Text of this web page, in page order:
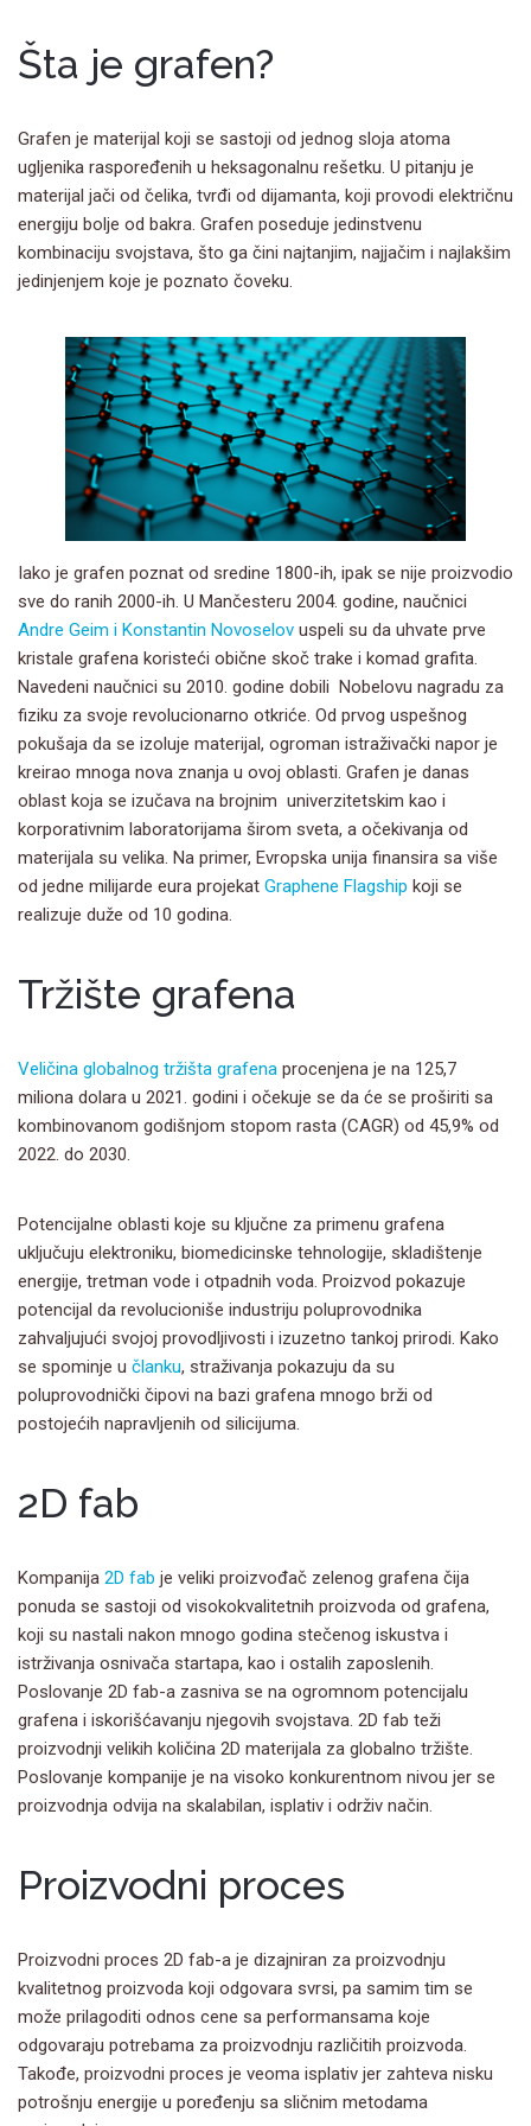
Šta je grafen?
Grafen je materijal koji se sastoji od jednog sloja atoma
ugljenika raspoređenih u heksagonalnu rešetku. U pitanju je
materijal jači od čelika, tvrđi od dijamanta, koji provodi električnu
energiju bolje od bakra. Grafen poseduje jedinstvenu
kombinaciju svojstava, što ga čini najtanjim, najjačim i najlakšim
jedinjenjem koje je poznato čoveku.
Iako je grafen poznat od sredine 1800-ih, ipak se nije proizvodio
sve do ranih 2000-ih. U Mančesteru 2004. godine, naučnici
Andre Geim i Konstantin Novoselov uspeli su da uhvate prve
kristale grafena koristeći obične skoč trake i komad grafita.
Navedeni naučnici su 2010. godine dobili Nobelovu nagradu za
fiziku za svoje revolucionarno otkriće. Od prvog uspešnog
pokušaja da se izoluje materijal, ogroman istraživački napor je
kreirao mnoga nova znanja u ovoj oblasti. Grafen je danas
oblast koja se izučava na brojnim univerzitetskim kao i
korporativnim laboratorijama širom sveta, a očekivanja od
materijala su velika. Na primer, Evropska unija finansira sa više
od jedne milijarde eura projekat Graphene Flagship koji se
realizuje duže od 10 godina.
Tržište grafena
Veličina globalnog tržišta grafena procenjena je na 125,7
miliona dolara u 2021. godini i očekuje se da će se proširiti sa
kombinovanom godišnjom stopom rasta (CAGR) od 45,9% od
2022. do 2030.
Potencijalne oblasti koje su ključne za primenu grafena
uključuju elektroniku, biomedicinske tehnologije, skladištenje
energije, tretman vode i otpadnih voda. Proizvod pokazuje
potencijal da revolucioniše industriju poluprovodnika
zahvaljujući svojoj provodljivosti i izuzetno tankoj prirodi. Kako
se spominje u članku, straživanja pokazuju da su
poluprovodnički čipovi na bazi grafena mnogo brži od
postojećih napravljenih od silicijuma.
2D fab
Kompanija 2D fab je veliki proizvođač zelenog grafena čija
ponuda se sastoji od visokokvalitetnih proizvoda od grafena,
koji su nastali nakon mnogo godina stečenog iskustva i
istrživanja osnivača startapa, kao i ostalih zaposlenih.
Poslovanje 2D fab-a zasniva se na ogromnom potencijalu
grafena i iskorišćavanju njegovih svojstava. 2D fab teži
proizvodnji velikih količina 2D materijala za globalno tržište.
Poslovanje kompanije je na visoko konkurentnom nivou jer se
proizvodnja odvija na skalabilan, isplativ i održiv način.
Proizvodni proces
Proizvodni proces 2D fab-a je dizajniran za proizvodnju
kvalitetnog proizvoda koji odgovara svrsi, pa samim tim se
može prilagoditi odnos cene sa performansama koje
odgovaraju potrebama za proizvodnju različitih proizvoda.
Takođe, proizvodni proces je veoma isplativ jer zahteva nisku
potrošnju energije u poređenju sa sličnim metodama